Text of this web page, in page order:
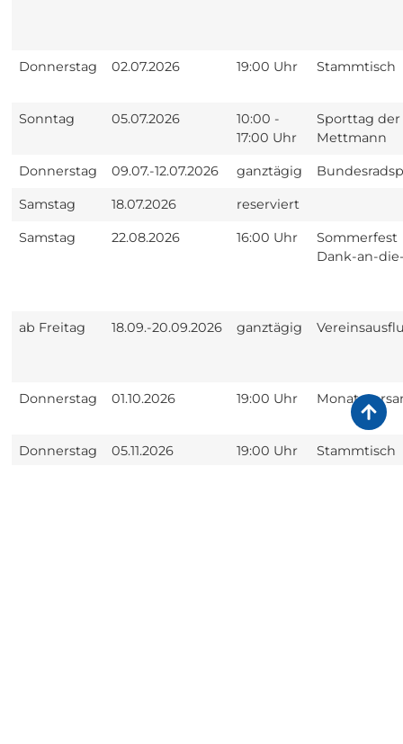
Donnerstag 02.07.2026 19:00 Uhr Stammtisch
Sonntag 05.07.2026
10:00 -
17:00 Uhr
Sporttag
Mettmann
Donnerstag 09.07.-12.07.2026 ganztägig
Samstag 18.07.2026 reserviert
Samstag 22.08.2026 16:00 Uhr
Sommerfest
Dank-an-
ab Freitag 18.09.-20.09.2026 ganztägig
Donnerstag 01.10.2026 19:00 Uhr
Donnerstag 05.11.2026 19:00 Uhr Stammtisch